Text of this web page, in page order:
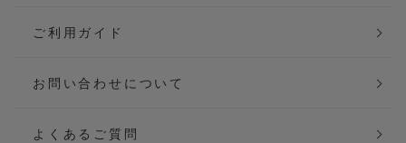
ご利用ガイド
お問い合わせについて
よくあるご質問